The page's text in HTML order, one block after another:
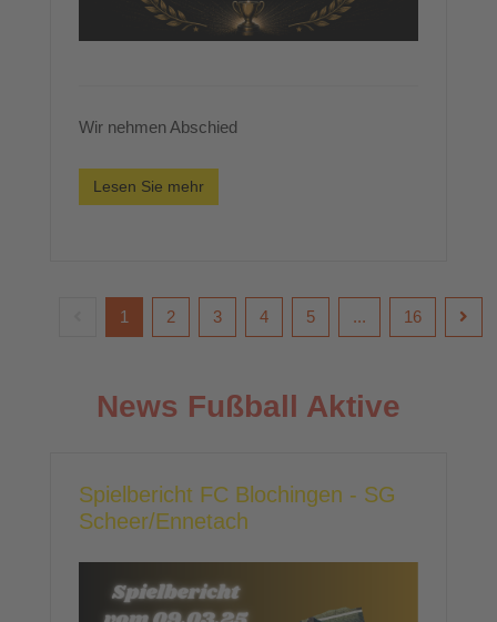
Wir nehmen Abschied
Lesen Sie mehr
1 2 3 4 5 ... 16
News Fußball Aktive
Spielbericht FC Blochingen - SG
Scheer/Ennetach